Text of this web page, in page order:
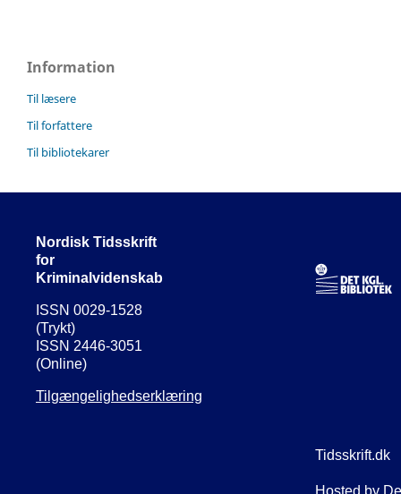
Information
Til læsere
Til forfattere
Til bibliotekarer
Nordisk Tidsskrift
for
Kriminalvidenskab
ISSN 0029-1528
(Trykt)
ISSN 2446-3051
(Online)
Tilgængelighedserklæring